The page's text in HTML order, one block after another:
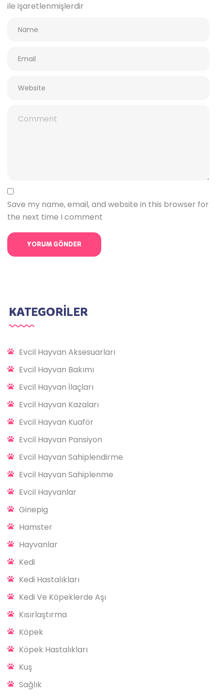
ile işaretlenmişlerdir
Save my name, email, and website in this browser for
the next time I comment
KATEGORİLER
Evcil Hayvan Aksesuarları
Evcil Hayvan Bakımı
Evcil Hayvan İlaçları
Evcil Hayvan Kazaları
Evcil Hayvan Kuaför
Evcil Hayvan Pansiyon
Evcil Hayvan Sahiplendirme
Evcil Hayvan Sahiplenme
Evcil Hayvanlar
Ginepig
Hamster
Hayvanlar
Kedi
Kedi Hastalıkları
Kedi Ve Köpeklerde Aşı
Kısırlaştırma
Köpek
Köpek Hastalıkları
Kuş
Sağlık